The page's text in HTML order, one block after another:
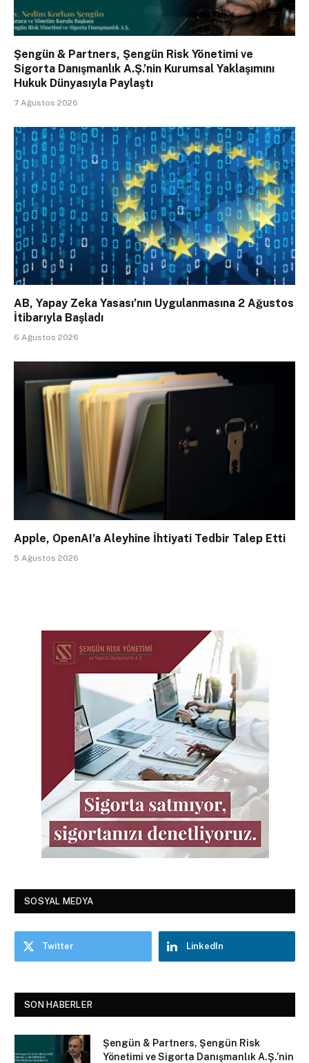
Şengün & Partners, Şengün Risk Yönetimi ve
Sigorta Danışmanlık A.Ş.’nin Kurumsal Yaklaşımını
Hukuk Dünyasıyla Paylaştı
7 Ağustos 2026
AB, Yapay Zeka Yasası’nın Uygulanmasına 2 Ağustos
İtibarıyla Başladı
6 Ağustos 2026
Apple, OpenAI’a Aleyhine İhtiyati Tedbir Talep Etti
5 Ağustos 2026
SOSYAL MEDYA
Twitter LinkedIn
SON HABERLER
Şengün & Partners, Şengün Risk
Yönetimi ve Sigorta Danışmanlık A.Ş.’nin